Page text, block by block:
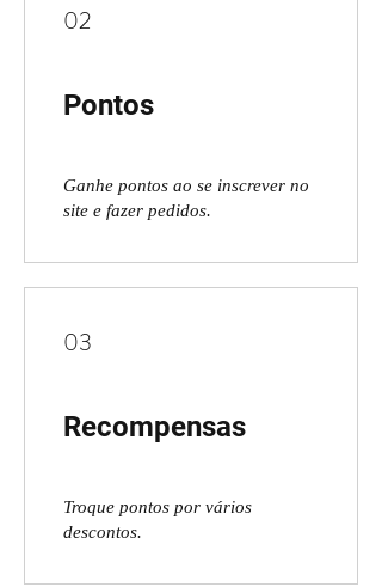
02
Pontos
Ganhe pontos ao se inscrever no
site e fazer pedidos.
03
Recompensas
Troque pontos por vários
descontos.